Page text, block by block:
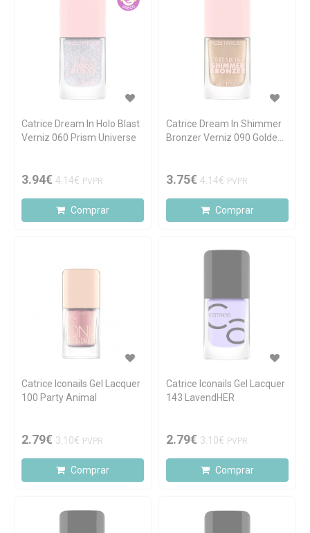
Catrice Dream In Holo Blast
Verniz 060 Prism Universe
3.94€ 4.14€ PVPR
Comprar
Catrice Dream In Shimmer
Bronzer Verniz 090 Golden
3.75€ 4.14€ PVPR
Comprar
Catrice Iconails Gel Lacquer
100 Party Animal
2.79€ 3.10€ PVPR
Comprar
Catrice Iconails Gel Lacquer
143 LavendHER
2.79€ 3.10€ PVPR
Comprar